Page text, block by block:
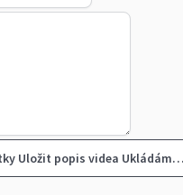
Uložit popis videa